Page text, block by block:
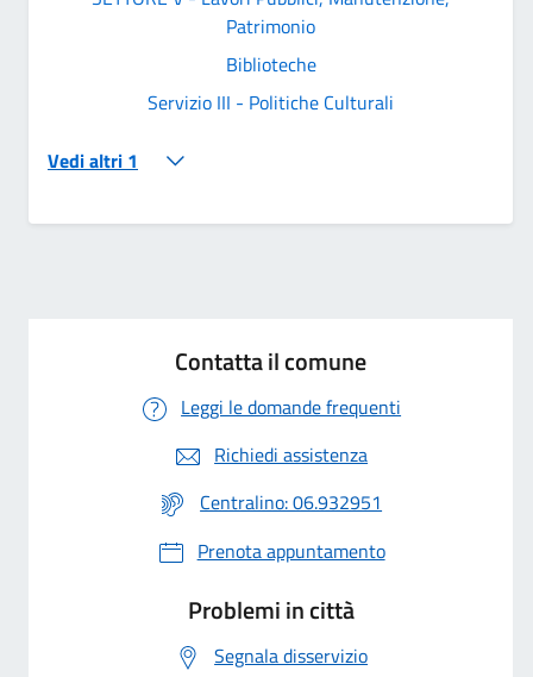
Patrimonio
Biblioteche
Servizio III - Politiche Culturali
Vedi altri 1
Contatta il comune
Leggi le domande frequenti
Richiedi assistenza
Centralino: 06.932951
Prenota appuntamento
Problemi in città
Segnala disservizio